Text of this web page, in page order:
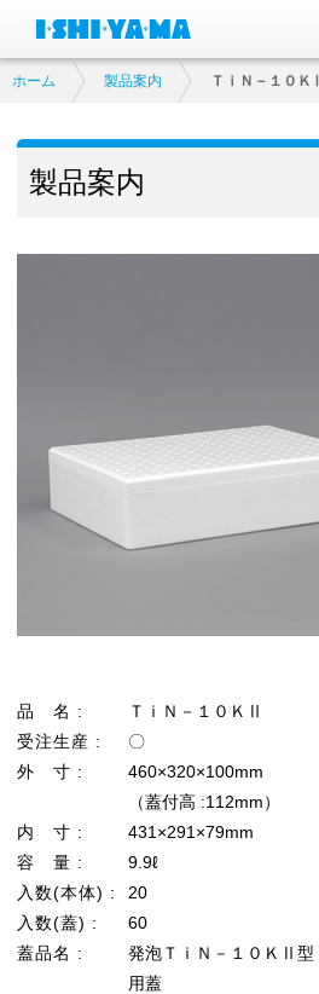
ホーム 製品案内 ＴｉＮ－１０ＫⅡ
製品案内
品 名 :
ＴｉＮ－１０ＫⅡ
受注生産 :
〇
外 寸 :
460×320×100mm
（蓋付高 :112mm）
内 寸 :
431×291×79mm
容 量 :
9.9ℓ
入数(本体) :
20
入数(蓋) :
60
蓋品名 :
発泡ＴｉＮ－１０ＫⅡ型
用蓋